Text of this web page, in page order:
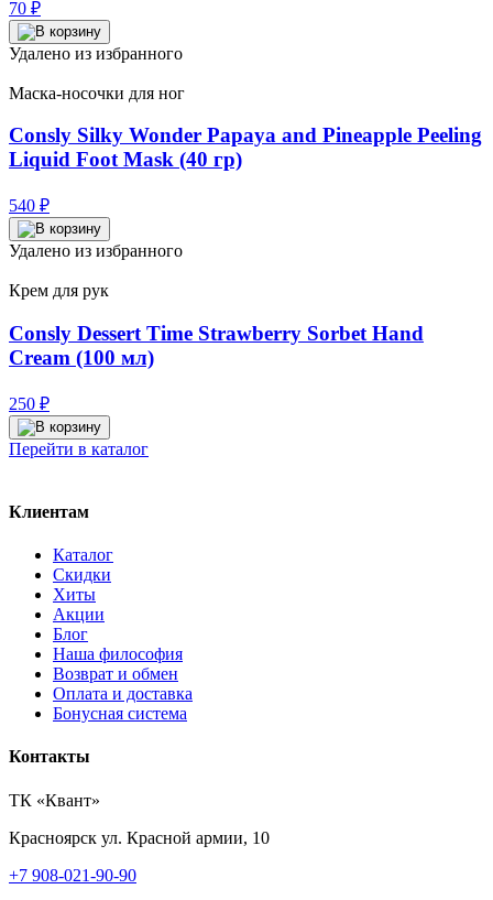
70 ₽
Удалено из избранного
Маска-носочки для ног
Consly Silky Wonder Papaya and Pineapple Peeling
Liquid Foot Mask (40 гр)
540 ₽
Удалено из избранного
Крем для рук
Consly Dessert Time Strawberry Sorbet Hand
Cream (100 мл)
250 ₽
Перейти в каталог
Клиентам
Каталог
Скидки
Хиты
Акции
Блог
Наша философия
Возврат и обмен
Оплата и доставка
Бонусная система
Контакты
ТК «Квант»
Красноярск ул. Красной армии, 10
+7 908-021-90-90